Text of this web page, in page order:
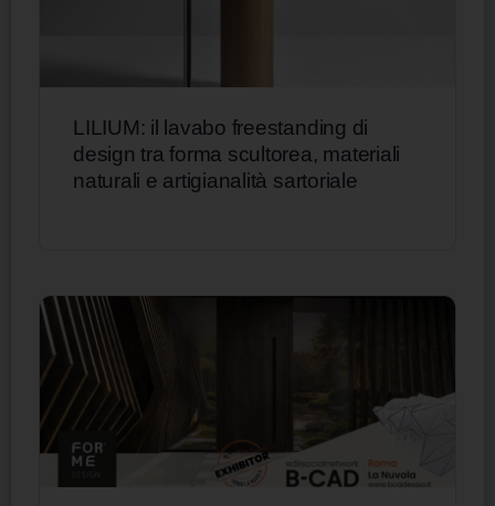
LILIUM: il lavabo freestanding di
design tra forma scultorea, materiali
naturali e artigianalità sartoriale